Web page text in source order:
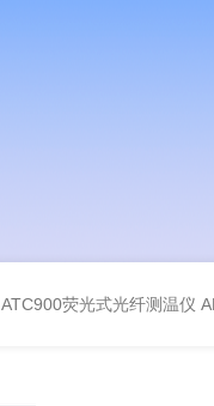
ATC900荧光式光纤测温仪